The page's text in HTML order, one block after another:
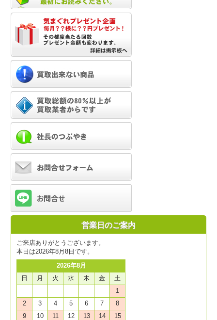
営業日のご案内
ご来店ありがとうございます。
本日は2026年8月8日です。
2026年8月
日
月 火 水 木 金
土
1
2
3 4 5 6 7
8
9
10 11 12 13 14
15